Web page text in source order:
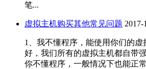
笔...
虚拟主机购买其他常见问题 2017-
1、我不懂程序，能使用你们的虚
好，我们所有的虚拟主机都自带
你不懂程序，一般情况下也能正